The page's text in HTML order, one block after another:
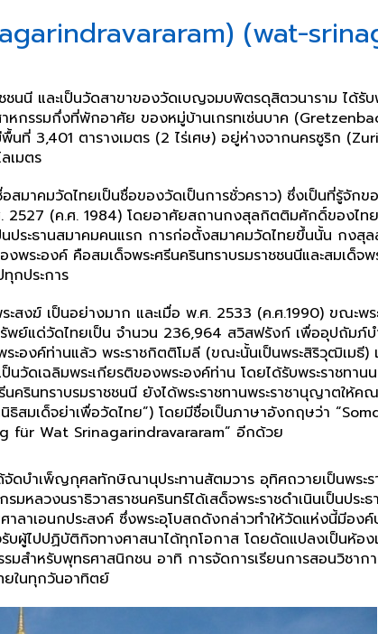
(wat-
ชนนี และเป็นวัดสาขาของวัดเบญจมบพิตรดุสิตวนาราม ได้รั
กรรมกึ่งที่พักอาศัย ของหมู่บ้านเกรทเซ่นบาค
ที่ 3,401 ตารางเมตร (2 ไร่เศษ) อยู่ห่างจากนครซูริก
เมตร
สมาคมวัดไทยเป็นชื่อของวัดเป็นการชั่วคราว) ซึ่งเป็นที่รู้จักข
2527 (ค.ศ. 1984) โดยอาศัยสถานกงสุลกิตติมศักดิ์ของไ
ธานสมาคมคนแรก การก่อตั้งสมาคมวัดไทยขึ้นนั้น กงสุลส
ะองค์ คือสมเด็จพระศรีนครินทราบรมราชชนนีและสมเด็จพร
กประการ
สงฆ์ เป็นอย่างมาก และเมื่อ พ.ศ. 2533 (ค.ศ.1990) ขณะพ
พย์แด่วัดไทยเป็น จำนวน 236,964 สวิสฟรังก์ เพื่ออุปถัมภ์บ
องค์ท่านแล้ว พระราชกิตติโมลี (ขณะนั้นเป็นพระสิริวุฒิเมธี)
ดเฉลิมพระเกียรติของพระองค์ท่าน โดยได้รับพระราชทาน
รินทราบรมราชชนนี ยังได้พระราชทานพระราชานุญาตให้ค
ธิสมเด็จย่าเพื่อวัดไทย”) โดยมีชื่อเป็นภาษาอังกฤษว่า
für Wat Srinagarindravararam” อีกด้วย
ดบำเพ็ญกุศลทักษิณานุประทานสัตมวาร อุทิศถวายเป็นพระ
ลวงนราธิวาสราชนครินทร์ได้เสด็จพระราชดำเนินเป็นประ
าเอนกประสงค์ ซึ่งพระอุโบสถดังกล่าวทำให้วัดแห่งนี้มีองค์
บผู้ไปปฏิบัติกิจทางศาสนาได้ทุกโอกาส โดยดัดแปลงเป็นห้
สำหรับพุทธศาสนิกชน อาทิ การจัดการเรียนการสอนวิชากา
ยในทุกวันอาทิตย์